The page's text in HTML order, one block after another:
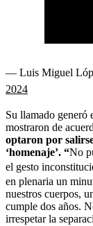
— Luis Miguel
2024
Su llamado generó
mostraron de
optaron por
‘homenaje’. “No
el gesto
en plenaria un
nuestros cuerpos,
cumple dos años.
irrespetar la